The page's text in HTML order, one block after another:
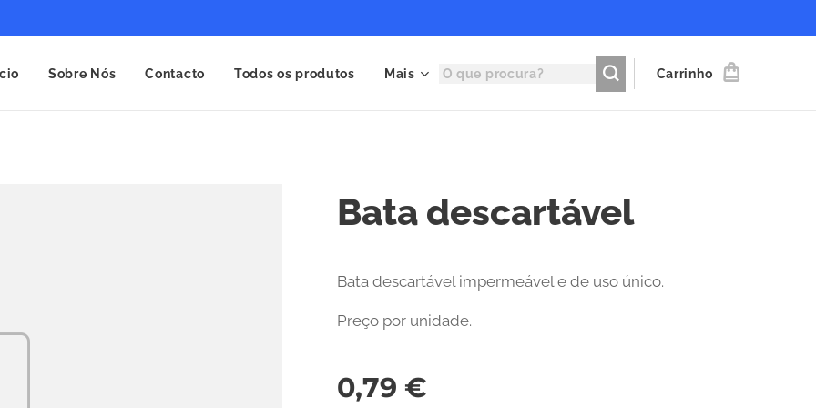
Sobre Nós Contacto Todos os produtos Mais Carrinho
Bata descartável
Bata descartável impermeável e de uso único.
Preço por unidade.
0,79 €